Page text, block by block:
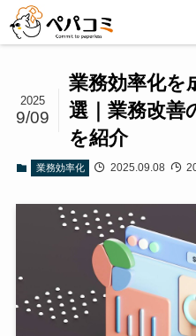
業務効率化を
選｜業務改善
を紹介
2025
9/09
業務効率化 2025.09.08